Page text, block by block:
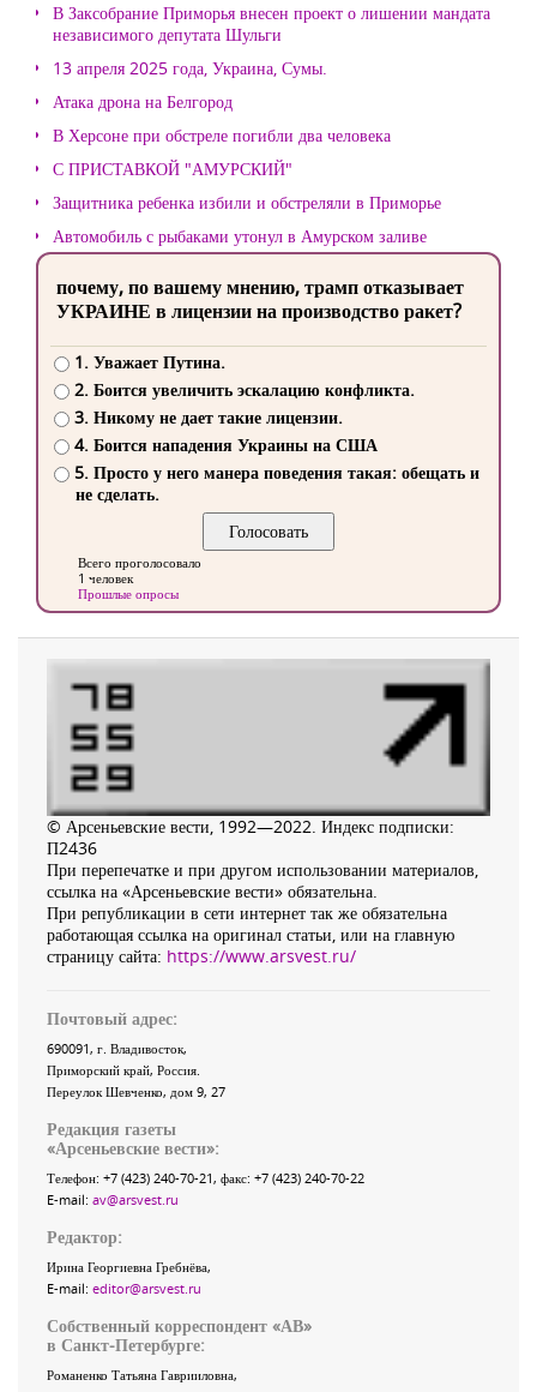
В Заксобрание Приморья внесен проект о лишении мандата
независимого депутата Шульги
13 апреля 2025 года, Украина, Сумы.
Атака дрона на Белгород
В Херсоне при обстреле погибли два человека
С ПРИСТАВКОЙ "АМУРСКИЙ"
Защитника ребенка избили и обстреляли в Приморье
Автомобиль с рыбаками утонул в Амурском заливе
почему, по вашему мнению, трамп отказывает
УКРАИНЕ в лицензии на производство ракет?
1. Уважает Путина.
2. Боится увеличить эскалацию конфликта.
3. Никому не дает такие лицензии.
4. Боится нападения Украины на США
5. Просто у него манера поведения такая: обещать и
не сделать.
Всего проголосовало
1 человек
Прошлые опросы
© Арсеньевские вести, 1992—2022. Индекс подписки:
П2436
При перепечатке и при другом использовании материалов,
ссылка на «Арсеньевские вести» обязательна.
При републикации в сети интернет так же обязательна
работающая ссылка на оригинал статьи, или на главную
страницу сайта: https://www.arsvest.ru/
Почтовый адрес:
690091, г. Владивосток,
Приморский край, Россия
Переулок Шевченко, дом 9, 27
Редакция газеты
«Арсеньевские вести»:
Телефон: +7 (423) 240-70-21, факс: +7 (423) 240-70-22
E-mail: av@arsvest.ru
Редактор:
Ирина Георгиевна Гребнёва,
E-mail: editor@arsvest.ru
Собственный корреспондент «АВ»
в Санкт-Петербурге:
Романенко Татьяна Гаврииловна,